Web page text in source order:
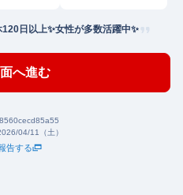
日以上✨女性が多数活躍中✨
へ進む
04/11（土）
告する